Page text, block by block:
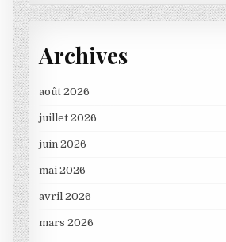
Archives
août 2026
juillet 2026
juin 2026
mai 2026
avril 2026
mars 2026